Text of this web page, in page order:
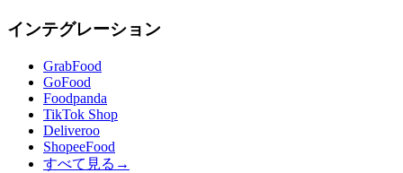
インテグレーション
GrabFood
GoFood
Foodpanda
TikTok Shop
Deliveroo
ShopeeFood
すべて見る →